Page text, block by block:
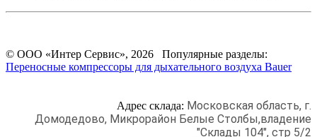
© ООО «Интер Сервис», 2026 Популярные разделы:
Переносные компрессоры для дыхательного воздуха Bauer
Адрес склада: Московская область, г.
Домодедово, Микрорайон Белые Столбы,владение
"Склады 104", стр 5/2